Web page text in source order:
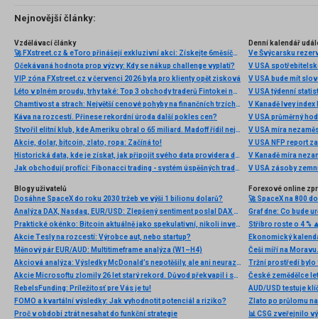
několik příkladů nejznámějších z nich.
Nejnovější články:
Vzdělávací články
🚀 FXstreet.cz & eToro přinášejí exkluzivní akci: Získejte 6měsíční členství ve VIP zóně ZDARMA
Očekávaná hodnota prop výzvy: Kdy se nákup challenge vyplatí?
VIP zóna FXstreet.cz v červenci 2026 byla pro klienty opět zisková
Léto v plném proudu, trhy také: Top 3 obchody traderů Fintokei na indexech a zlatě
Chamtivost a strach: Největší cenové pohyby na finančních trzích (červenec 2026)
Káva na rozcestí. Přinese rekordní úroda další pokles cen?
Stvořil elitní klub, kde Ameriku obral o 65 miliard. Madoff řídil největší Ponzi dějin
Akcie, dolar, bitcoin, zlato, ropa: Začíná to!
Historická data, kde je získat, jak připojit svého data providera do MultiCharts a proč je budeme potřebovat? (4. díl)
Jak obchodují profíci: Fibonacci trading - systém úspěšných traderů
Denní kalendář
Ve Švýcarsku
V USA
V USA bude mít
V USA týdenní
V Kanadě Ivey index
V USA průměrný
V USA míra
V USA NFP report
V Kanadě míra
V USA zásoby
Blogy uživatelů
Dosáhne SpaceX do roku 2030 tržeb ve výši 1 bilionu dolarů?
Analýza DAX, Nasdaq, EUR/USD: Zlepšený sentiment poslal DAX na nová maxima
Praktické okénko: Bitcoin aktuálně jako spekulativní, nikoli investiční aktivum
Akcie Tesly na rozcestí: Výrobce aut, nebo startup?
Měnový pár EUR/AUD: Multitimeframe analýza (W1–H4)
Akciová analýza: Výsledky McDonald’s nepotěšily, ale ani neurazily. Jakou vizi společnost prezentovala?
Akcie Microsoftu zlomily 26 let starý rekord. Důvod překvapil i samotné investory
RebelsFunding: Príležitosť pre Vás je tu!
FOMO a kvartální výsledky: Jak vyhodnotit potenciál a riziko?
Proč v období ztrát nesahat do funkční strategie
Forexové online
Stříbro roste o 4 %
Ekonomický
AUD/USD testuje
Zlato po průlomu
📊 CSG zveřejnilo